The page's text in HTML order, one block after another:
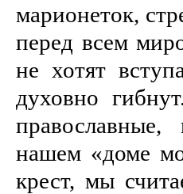
марионеток,
перед всем
не хотят
духовно
нашем «доме
крест, мы